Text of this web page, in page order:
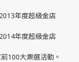
年度超級金店
年度超級金店
100大票選活動。